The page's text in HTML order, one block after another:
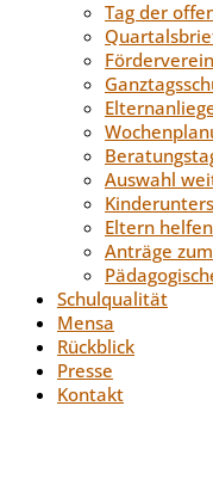
Tag der
Förderverein
Auswahl
Eltern helfen
Anträge
Schulqualität
Mensa
Rückblick
Presse
Kontakt